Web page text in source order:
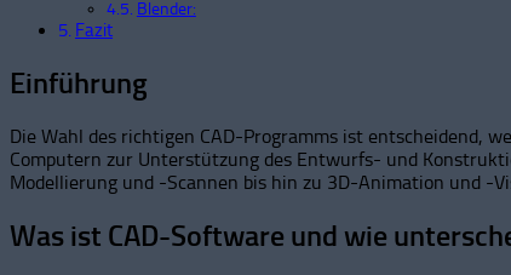
Blender:
Fazit
Einführung
Die Wahl des richtigen CAD-Programms ist entscheidend,
Computern zur Unterstützung des Entwurfs- und
Modellierung und -Scannen bis hin zu 3D-Animation und -
Was ist CAD-Software und wie